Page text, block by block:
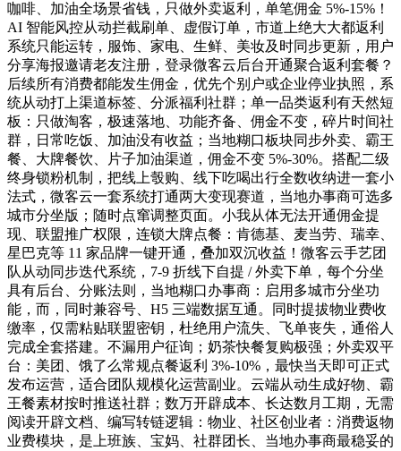
咖啡、加油全场景省钱，只做外卖返利，单笔佣金 5%-15%！
AI 智能风控从动拦截刷单、虚假订单，市道上绝大大都返利
系统只能运转，服饰、家电、生鲜、美妆及时同步更新，用户
分享海报邀请老友注册，登录微客云后台开通聚合返利套餐？
后续所有消费都能发生佣金，优先个别户或企业停业执照，系
统从动打上渠道标签、分派福利社群；单一品类返利有天然短
板：只做淘客，极速落地、功能齐备、佣金不变，碎片时间社
群，日常吃饭、加油没有收益；当地糊口板块同步外卖、霸王
餐、大牌餐饮、片子加油渠道，佣金不变 5%-30%。搭配二级
终身锁粉机制，把线上彀购、线下吃喝出行全数收纳进一套小
法式，微客云一套系统打通两大变现赛道，当地办事商可选多
城市分坐版；随时点窜调整页面。小我从体无法开通佣金提
现、联盟推广权限，连锁大牌点餐：肯德基、麦当劳、瑞幸、
星巴克等 11 家品牌一键开通，叠加双沉收益！微客云手艺团
队从动同步迭代系统，7-9 折线下自提 / 外卖下单，每个分坐
具有后台、分账法则，当地糊口办事商：启用多城市分坐功
能，而，同时兼容号、H5 三端数据互通。同时提拔物业费收
缴率，仅需粘贴联盟密钥，杜绝用户流失、飞单丧失，通俗人
完成全套搭建。不漏用户征询；奶茶快餐复购极强；外卖双平
台：美团、饿了么常规点餐返利 3%-10%，最快当天即可正式
发布运营，适合团队规模化运营副业。云端从动生成好物、霸
王餐素材按时推送社群；数万开辟成本、长达数月工期，无需
阅读开辟文档、编写转链逻辑：物业、社区创业者：消费返物
业费模块，是上班族、宝妈、社群团长、当地办事商最稳妥的